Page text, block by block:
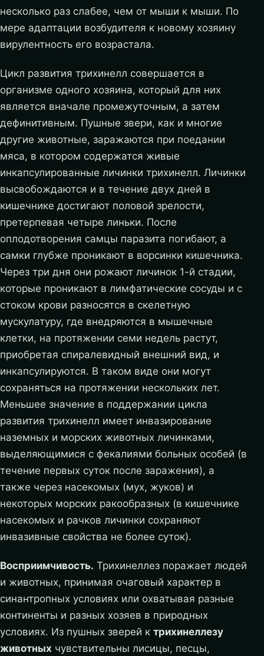
несколько раз слабее, чем от мыши к мыши. По
мере адаптации возбудителя к новому хозяину
вирулентность его возрастала.
Цикл развития трихинелл совершается в
организме одного хозяина, который для них
является вначале промежуточным, а затем
дефинитивным. Пушные звери, как и многие
другие животные, заражаются при поедании
мяса, в котором содержатся живые
инкапсулированные личинки трихинелл. Личинки
высвобождаются и в течение двух дней в
кишечнике достигают половой зрелости,
претерпевая четыре линьки. После
оплодотворения самцы паразита погибают, а
самки глубже проникают в ворсинки кишечника.
Через три дня они рожают личинок 1-й стадии,
которые проникают в лимфатические сосуды и с
стоком крови разносятся в скелетную
мускулатуру, где внедряются в мышечные
клетки, на протяжении семи недель растут,
приобретая спиралевидный внешний вид, и
инкапсулируются. В таком виде они могут
сохраняться на протяжении нескольких лет.
Меньшее значение в поддержании цикла
развития трихинелл имеет инвазирование
наземных и морских животных личинками,
выделяющимися с фекалиями больных особей (в
течение первых суток после заражения), а
также через насекомых (мух, жуков) и
некоторых морских ракообразных (в кишечнике
насекомых и рачков личинки сохраняют
инвазивные свойства не более суток).
Восприимчивость. Трихинеллез поражает людей
и животных, принимая очаговый характер в
синантропных условиях или охватывая разные
континенты и разных хозяев в природных
условиях. Из пушных зверей к трихинеллезу
животных чувствительны лисицы, песцы,